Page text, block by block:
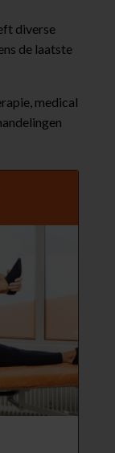
diverse
de laatste
medical